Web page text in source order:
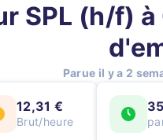
SPL (h/f)
Parue il y a 2
12,31 €
Brut/heure